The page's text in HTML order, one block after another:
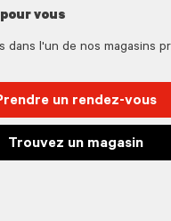
vous
dans l'un de nos magasins
un rendez-vous
Trouvez un magasin